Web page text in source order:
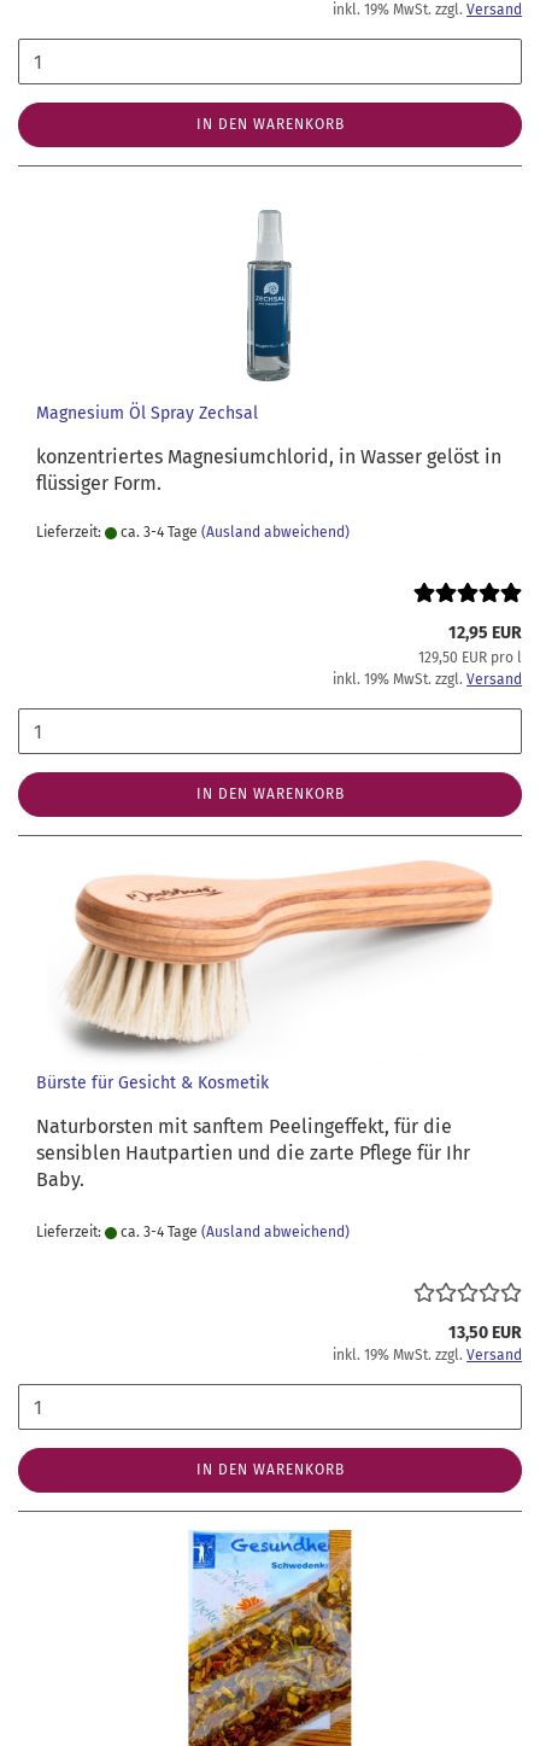
inkl. 19% MwSt. zzgl. Versand
IN DEN WARENKORB
Magnesium Öl Spray Zechsal
konzentriertes Magnesiumchlorid, in Wasser gelöst in
flüssiger Form.
Lieferzeit: ca. 3-4 Tage (Ausland abweichend)
12,95 EUR
129,50 EUR pro l
inkl. 19% MwSt. zzgl. Versand
IN DEN WARENKORB
Bürste für Gesicht & Kosmetik
Naturborsten mit sanftem Peelingeffekt, für die
sensiblen Hautpartien und die zarte Pflege für Ihr
Baby.
Lieferzeit: ca. 3-4 Tage (Ausland abweichend)
13,50 EUR
inkl. 19% MwSt. zzgl. Versand
IN DEN WARENKORB